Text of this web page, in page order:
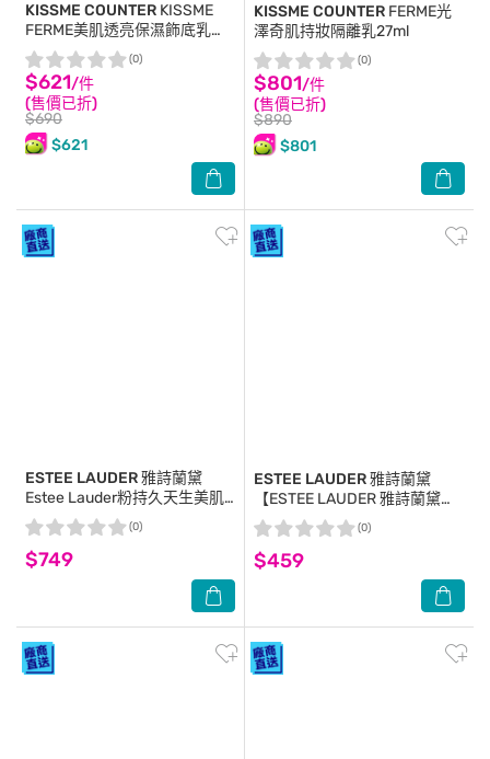
KISSME COUNTER KISSME
FERME美肌透亮保濕飾底乳
28g
$621/件
(售價已折)
$690
$621
(0)
KISSME COUNTER FERME光
澤奇肌持妝隔離乳27ml
$801/件
(售價已折)
$890
$801
(0)
ESTEE LAUDER 雅詩蘭黛
Estee Lauder粉持久天生美肌
乖乖乳15mlx3(贈特潤超導醒膚
潔顏蜜 30mlx1)
$749
(0)
ESTEE LAUDER 雅詩蘭黛
【ESTEE LAUDER 雅詩蘭黛】
粉持久天生美肌乖乖乳 5ml*4
公司貨(SPF20 PA++) 妝前乳
$459
(0)